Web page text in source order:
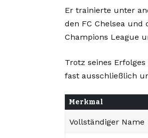
Er trainierte unter
den FC Chelsea und
Champions League
Trotz seines
fast ausschließlich
Merkmal
Vollständiger Name